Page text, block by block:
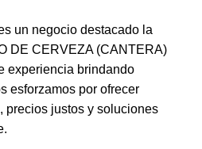
un negocio destacado la
DE CERVEZA (CANTERA)
experiencia brindando
esforzamos por ofrecer
precios justos y soluciones